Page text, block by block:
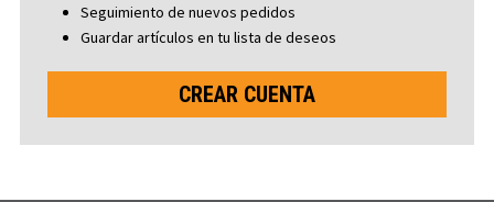
Seguimiento de nuevos pedidos
Guardar artículos en tu lista de deseos
CREAR CUENTA